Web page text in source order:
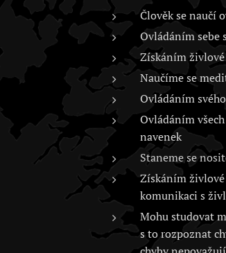
Člověk se naučí
Ovládáním sebe
Získáním
Naučíme se
Ovládáním
Ovládáním
navenek
Staneme se
Získáním živlové
komunikaci s
Mohu studovat
s to rozpoznat